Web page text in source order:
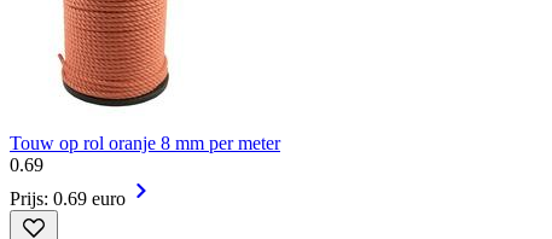
Touw op rol oranje 8 mm per meter
0.69
Prijs: 0.69 euro